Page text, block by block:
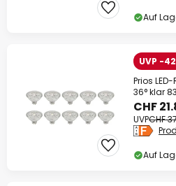
Auf
UVP -
Prios
36° klar
CHF
UVPCHF
Auf